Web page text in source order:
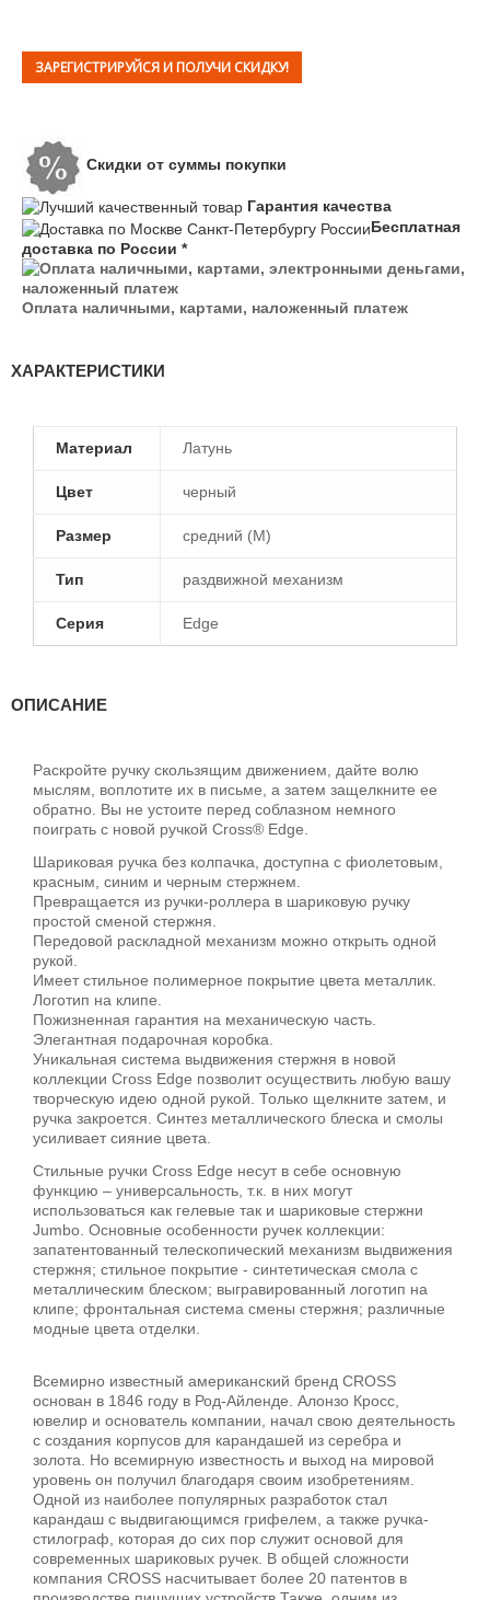
ЗАРЕГИСТРИРУЙСЯ И ПОЛУЧИ СКИДКУ!
Скидки от суммы покупки
Гарантия качества
Бесплатная
доставка по России *
Оплата наличными, картами, наложенный платеж
ХАРАКТЕРИСТИКИ
Материал Латунь
Цвет черный
Размер средний (M)
Тип раздвижной механизм
Серия Edge
ОПИСАНИЕ
Раскройте ручку скользящим движением, дайте волю
мыслям, воплотите их в письме, а затем защелкните ее
обратно. Вы не устоите перед соблазном немного
поиграть с новой ручкой Cross® Edge.
Шариковая ручка без колпачка, доступна с фиолетовым,
красным, синим и черным стержнем.
Превращается из ручки-роллера в шариковую ручку
простой сменой стержня.
Передовой раскладной механизм можно открыть одной
рукой.
Имеет стильное полимерное покрытие цвета металлик.
Логотип на клипе.
Пожизненная гарантия на механическую часть.
Элегантная подарочная коробка.
Уникальная система выдвижения стержня в новой
коллекции Cross Edge позволит осуществить любую вашу
творческую идею одной рукой. Только щелкните затем, и
ручка закроется. Синтез металлического блеска и смолы
усиливает сияние цвета.
Стильные ручки Cross Edge несут в себе основную
функцию – универсальность, т.к. в них могут
использоваться как гелевые так и шариковые стержни
Jumbo. Основные особенности ручек коллекции:
запатентованный телескопический механизм выдвижения
стержня; стильное покрытие - синтетическая смола с
металлическим блеском; выгравированный логотип на
клипе; фронтальная система смены стержня; различные
модные цвета отделки.
Всемирно известный американский бренд CROSS
основан в 1846 году в Род-Айленде. Алонзо Кросс,
ювелир и основатель компании, начал свою деятельность
с создания корпусов для карандашей из серебра и
золота. Но всемирную известность и выход на мировой
уровень он получил благодаря своим изобретениям.
Одной из наиболее популярных разработок стал
карандаш с выдвигающимся грифелем, а также ручка-
стилограф, которая до сих пор служит основой для
современных шариковых ручек. В общей сложности
компания CROSS насчитывает более 20 патентов в